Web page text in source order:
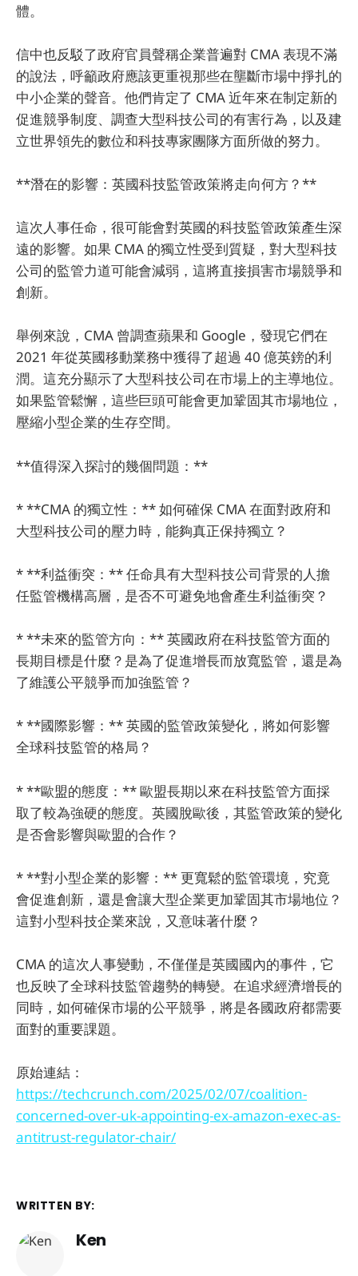
體。
信中也反駁了政府官員聲稱企業普遍對 CMA 表現不滿
的說法，呼籲政府應該更重視那些在壟斷市場中掙扎的
中小企業的聲音。他們肯定了 CMA 近年來在制定新的
促進競爭制度、調查大型科技公司的有害行為，以及建
立世界領先的數位和科技專家團隊方面所做的努力。
**潛在的影響：英國科技監管政策將走向何方？**
這次人事任命，很可能會對英國的科技監管政策產生深
遠的影響。如果 CMA 的獨立性受到質疑，對大型科技
公司的監管力道可能會減弱，這將直接損害市場競爭和
創新。
舉例來說，CMA 曾調查蘋果和 Google，發現它們在
2021 年從英國移動業務中獲得了超過 40 億英鎊的利
潤。這充分顯示了大型科技公司在市場上的主導地位。
如果監管鬆懈，這些巨頭可能會更加鞏固其市場地位，
壓縮小型企業的生存空間。
**值得深入探討的幾個問題：**
* **CMA 的獨立性：** 如何確保 CMA 在面對政府和
大型科技公司的壓力時，能夠真正保持獨立？
* **利益衝突：** 任命具有大型科技公司背景的人擔
任監管機構高層，是否不可避免地會產生利益衝突？
* **未來的監管方向：** 英國政府在科技監管方面的
長期目標是什麼？是為了促進增長而放寬監管，還是為
了維護公平競爭而加強監管？
* **國際影響：** 英國的監管政策變化，將如何影響
全球科技監管的格局？
* **歐盟的態度：** 歐盟長期以來在科技監管方面採
取了較為強硬的態度。英國脫歐後，其監管政策的變化
是否會影響與歐盟的合作？
* **對小型企業的影響：** 更寬鬆的監管環境，究竟
會促進創新，還是會讓大型企業更加鞏固其市場地位？
這對小型科技企業來說，又意味著什麼？
CMA 的這次人事變動，不僅僅是英國國內的事件，它
也反映了全球科技監管趨勢的轉變。在追求經濟增長的
同時，如何確保市場的公平競爭，將是各國政府都需要
面對的重要課題。
原始連結：
https://techcrunch.com/2025/02/07/coalition-
concerned-over-uk-appointing-ex-amazon-exec-as-
antitrust-regulator-chair/
WRITTEN BY:
Ken